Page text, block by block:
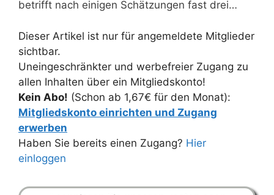
betrifft nach einigen Schätzungen fast drei…
Dieser Artikel ist nur für angemeldete Mitglieder
sichtbar.
Uneingeschränkter und werbefreier Zugang zu
allen Inhalten über ein Mitgliedskonto!
Kein Abo! (Schon ab 1,67€ für den Monat):
Mitgliedskonto einrichten und Zugang
erwerben
Haben Sie bereits einen Zugang? Hier
einloggen